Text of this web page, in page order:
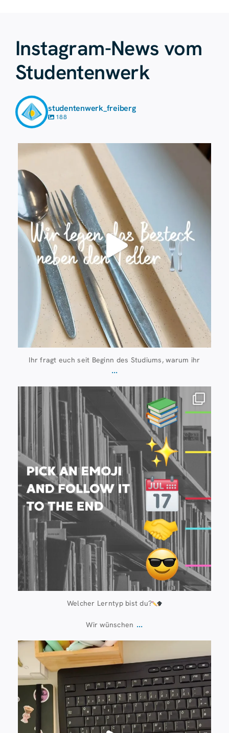
Instagram-News vom
Studentenwerk
studentenwerk_freiberg
188
Juli 23
224
Ihr fragt euch seit Beginn des Studiums, warum ihr
...
Juli 20
0
Welcher Lerntyp bist du?
Wir wünschen ...
Juli 13
61